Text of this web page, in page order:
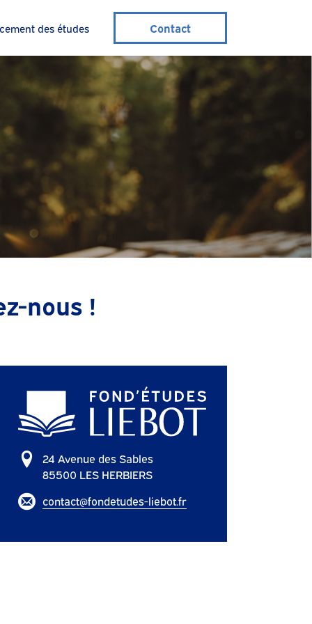
des études Contact
nous !
24 Avenue des Sables
85500 LES HERBIERS
contact@fondetudes-liebot.fr